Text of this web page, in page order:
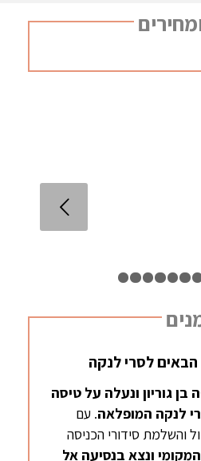
1
גוריון ונעלה על טיסה
לנקה המופלאה. עם
והשלמת סידורי הכניסה
ונצא בנסיעה אל